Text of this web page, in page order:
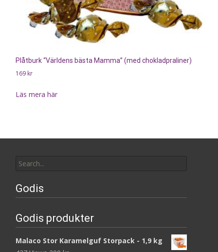
Plåtburk “Världens bästa Mamma” (med chokladpraliner)
169 kr
Läs mera här
for:
Godis
Godis produkter
Malaco Stor Karamelguf Storpack - 1,9 kg